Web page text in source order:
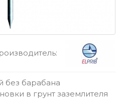
без барабана
в грунт заземлителя